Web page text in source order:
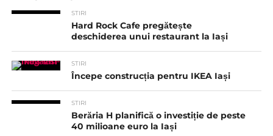
STIRI
Hard Rock Cafe pregătește
deschiderea unui restaurant la Iași
STIRI
Începe construcția pentru IKEA Iași
STIRI
Berăria H planifică o investiție de peste
40 milioane euro la Iași